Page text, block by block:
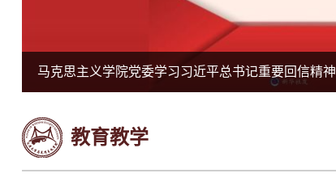
马克思主义学院党委学习习近平总书记重要回信精神
教育教学